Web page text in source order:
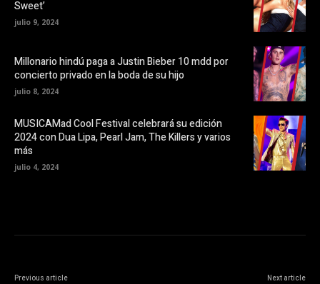
n
n
n
t
a
n
a
u
e
v
a
Sweet’
julio 9, 2024
Millonario hindú paga a Justin Bieber 10 mdd por
concierto privado en la boda de su hijo
julio 8, 2024
MUSICAMad Cool Festival celebrará su edición
2024 con Dua Lipa, Pearl Jam, The Killers y varios
más
julio 4, 2024
Previous article Next article